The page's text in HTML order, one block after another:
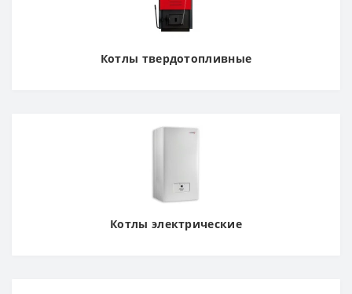
Котлы твердотопливные
Котлы электрические